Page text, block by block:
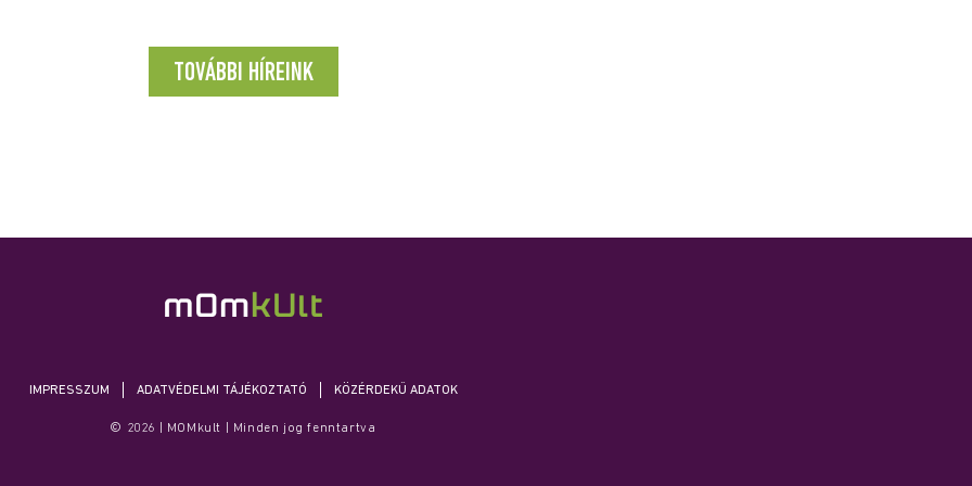
TOVÁBBI HÍREINK
IMPRESSZUM ADATVÉDELMI TÁJÉKOZTATÓ KÖZÉRDEKŰ ADATOK
© 2026 | MOMkult | Minden jog fenntartva